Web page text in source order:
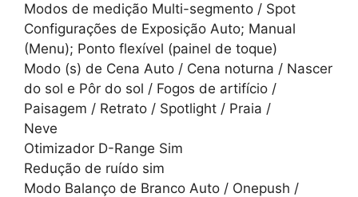
Modos de medição Multi-segmento / Spot
Configurações de Exposição Auto; Manual
(Menu); Ponto flexível (painel de toque)
Modo (s) de Cena Auto / Cena noturna / Nascer
do sol e Pôr do sol / Fogos de artifício /
Paisagem / Retrato / Spotlight / Praia /
Neve
Otimizador D-Range Sim
Redução de ruído sim
Modo Balanço de Branco Auto / Onepush /